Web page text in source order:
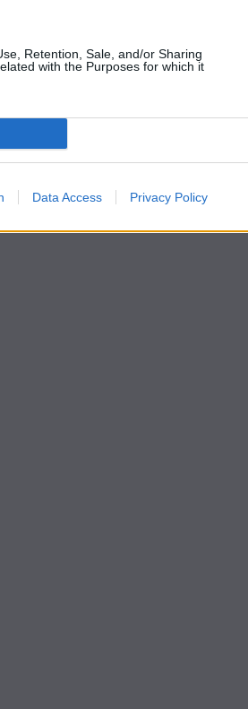
Retention, Sale, and/or Sharing
with the Purposes for which it
Data Access Privacy Policy